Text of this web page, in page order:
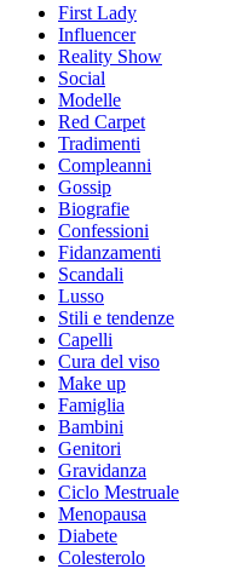
First Lady
Influencer
Reality Show
Social
Modelle
Red Carpet
Tradimenti
Compleanni
Gossip
Biografie
Confessioni
Fidanzamenti
Scandali
Lusso
Stili e tendenze
Capelli
Cura del viso
Make up
Famiglia
Bambini
Genitori
Gravidanza
Ciclo Mestruale
Menopausa
Diabete
Colesterolo